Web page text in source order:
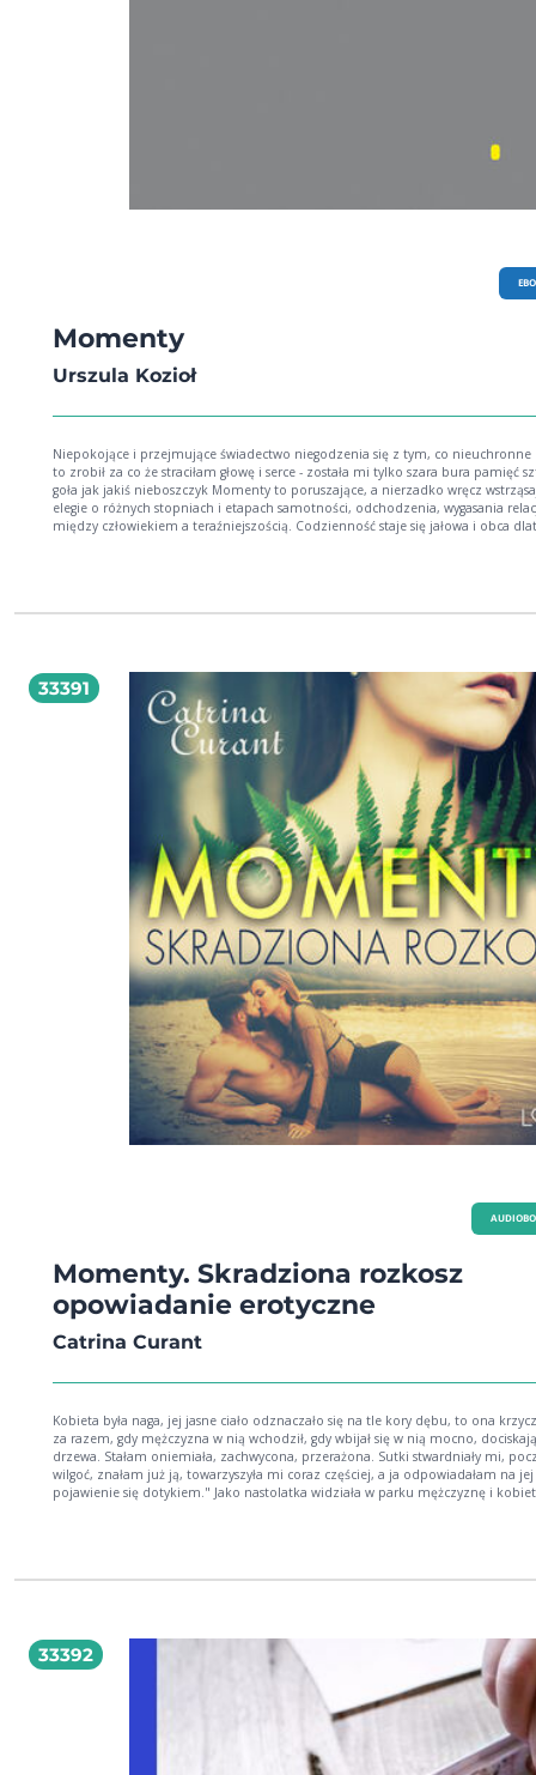
Momenty
Urszula Kozioł
Niepokojące i przejmujące świadectwo niegodzenia się z tym, co nieuchronne kto mi
to zrobił za co że straciłam głowę i serce - została mi tylko szara bura pamięć sztywna i
goła jak jakiś nieboszczyk Momenty to poruszające, a nierzadko wręcz wstrząsające
elegie o różnych stopniach i etapach samotności, odchodzenia, wygasania
między człowiekiem a teraźniejszością. Codzienność staje się jałowa i obca
33391
Momenty. Skradziona rozkosz
opowiadanie erotyczne
Catrina Curant
Kobieta była naga, jej jasne ciało odznaczało się na tle kory dębu, to ona
za razem, gdy mężczyzna w nią wchodził, gdy wbijał się w nią mocno,
drzewa. Stałam oniemiała, zachwycona, przerażona. Sutki stwardniały mi,
wilgoć, znałam już ją, towarzyszyła mi coraz częściej, a ja odpowiadałam na jej
pojawienie się dotykiem." Jako nastolatka widziała w parku mężczyznę i
miejscowości, w której spędziła młodość. Dziś zarządza biznesem i ma szansę
33392